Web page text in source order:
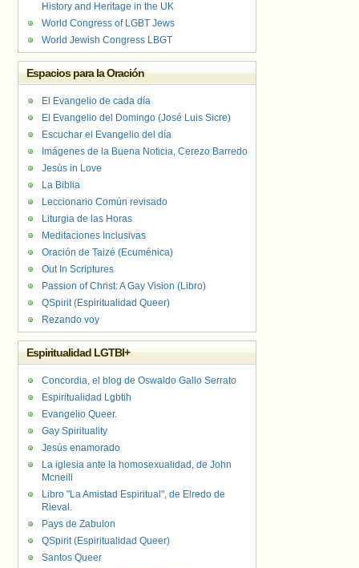
History and Heritage in the UK
World Congress of LGBT Jews
World Jewish Congress LBGT
Espacios para la Oración
El Evangelio de cada día
El Evangelio del Domingo (José Luis Sicre)
Escuchar el Evangelio del día
Imágenes de la Buena Noticia, Cerezo Barredo
Jesús in Love
La Biblia
Leccionario Común revisado
Liturgia de las Horas
Meditaciones Inclusivas
Oración de Taizé (Ecuménica)
Out In Scriptures
Passion of Christ: A Gay Vision (Libro)
QSpirit (Espiritualidad Queer)
Rezando voy
Espiritualidad LGTBI+
Concordia, el blog de Oswaldo Gallo Serrato
Espiritualidad Lgbtih
Evangelio Queer.
Gay Spirituality
Jesús enamorado
La iglesia ante la homosexualidad, de John
Mcneill
Libro "La Amistad Espiritual", de Elredo de
Rieval.
Pays de Zabulon
QSpirit (Espiritualidad Queer)
Santos Queer